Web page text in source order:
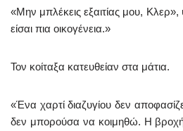
«Μην μπλέκεις εξαιτίας μου, Κλερ»,
είσαι πια οικογένεια.»
Τον κοίταξα κατευθείαν στα μάτια.
«Ένα χαρτί διαζυγίου δεν
δεν μπορούσα να κοιμηθώ. Η